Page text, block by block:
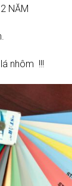
NĂM
nhôm !!!